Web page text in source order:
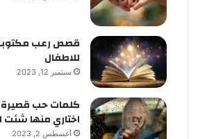
قصص رعب
للاطفال
سبتمبر 12, 2023
كلمات حب
اختاري منها شئت
أغسطس 2, 2023